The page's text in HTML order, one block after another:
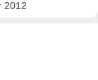
2012